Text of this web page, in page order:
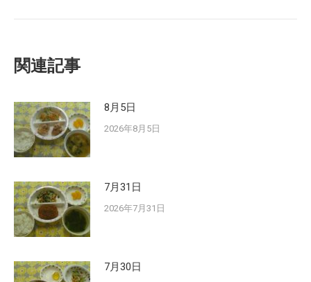
関連記事
8月5日
2026年8月5日
7月31日
2026年7月31日
7月30日